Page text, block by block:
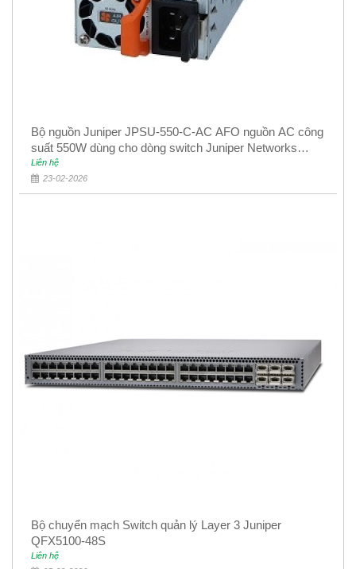
Bộ nguồn Juniper JPSU-550-C-AC AFO nguồn AC công
suất 550W dùng cho dòng switch Juniper Networks
EX4400
Liên hệ
23-02-2026
Bộ chuyển mạch Switch quản lý Layer 3 Juniper
QFX5100-48S
Liên hệ